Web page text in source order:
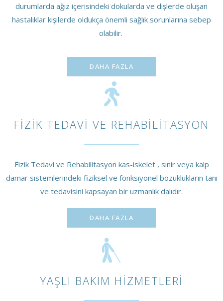
durumlarda ağız içerisindeki dokularda ve dişlerde oluşan
hastalıklar kişilerde oldukça önemli sağlık sorunlarına sebep
olabilir.
DAHA FAZLA
FIZIK TEDAVI VE REHABILITASYON
Fizik Tedavi ve Rehabilitasyon kas-iskelet , sinir veya kalp
damar sistemlerindeki fiziksel ve fonksiyonel bozuklukların tanı
ve tedavisini kapsayan bir uzmanlık dalıdır.
DAHA FAZLA
YAŞLI BAKIM HIZMETLERI